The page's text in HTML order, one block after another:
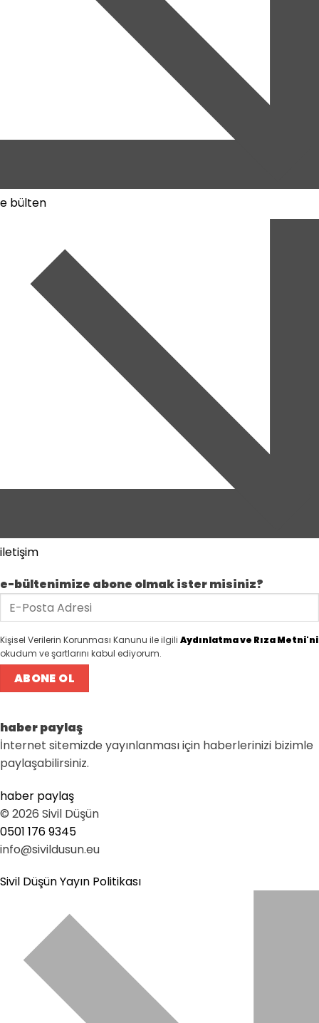
e bülten
iletişim
e-bültenimize abone olmak ister misiniz?
e-
Kişisel Verilerin Korunması Kanunu ile ilgili Aydınlatma ve Rıza Metni'ni
okudum ve şartlarını kabul ediyorum.
haber paylaş
İnternet sitemizde yayınlanması için haberlerinizi bizimle
paylaşabilirsiniz.
haber paylaş
© 2026 Sivil Düşün
0501 176 9345
info@sivildusun.eu
Sivil Düşün Yayın Politikası